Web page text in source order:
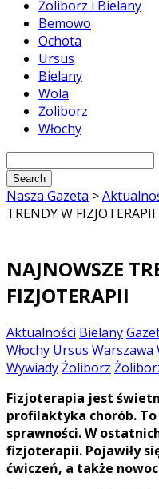
Żoliborz i Bielany
Bemowo
Ochota
Ursus
Bielany
Wola
Żoliborz
Włochy
Nasza Gazeta >
TRENDY W FIZJOTERAPII
NAJNOWSZE
FIZJOTERAPII
Aktualności Bielany
Włochy Ursus Warszawa
WywiadyŻoliborz
Fizjoterapia jest
profilaktyka chorób.
sprawności. W
fizjoterapii. Pojawiły
ćwiczeń, a także